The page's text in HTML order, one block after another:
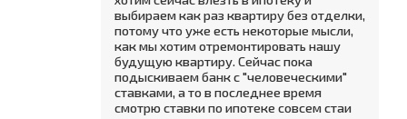
выбираем как раз квартиру без отделки,
потому что уже есть некоторые мысли,
как мы хотим отремонтировать нашу
будущую квартиру. Сейчас пока
подыскиваем банк с "человеческими"
ставками, а то в последнее время
смотрю ставки по ипотеке совсем стаи